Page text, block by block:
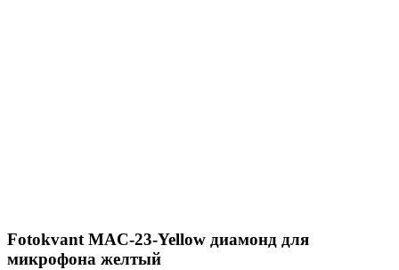
Fotokvant MAC-23-Yellow диамонд для
микрофона желтый